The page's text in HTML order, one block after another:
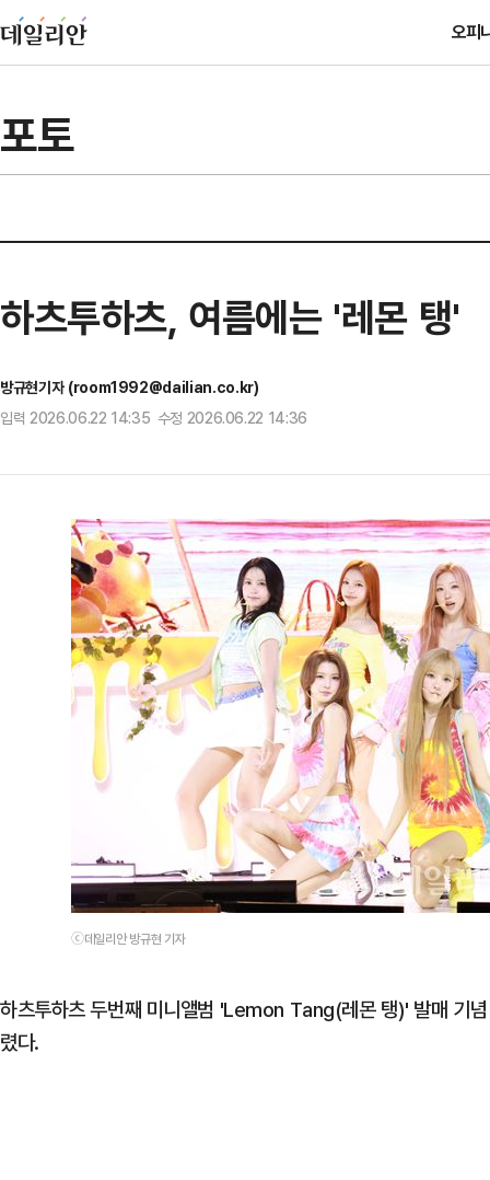
오피
포토
하츠투하츠, 여름에는 '레몬 탱'
방규현기자 (room1992@dailian.co.kr)
입력 2026.06.22 14:35 수정 2026.06.22 14:36
ⓒ데일리안 방규현 기자
하츠투하츠 두번째 미니앨범 'Lemon Tang(레몬 탱)' 발매 기
렸다.